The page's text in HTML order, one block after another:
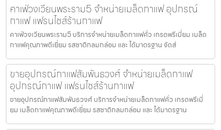
คาเฟ่วงเวียนพระราม5 จำหน่ายเมล็ดกาแฟ อุปกรณ์
กาแฟ แฟรนไชส์ร้านกาแฟ
คาเฟ่วงเวียนพระราม5 บริการจำหน่ายเมล็ดกาแฟคั่ว เกรดพรีเมี่ยม เมล็ด
กาแฟคุณภาพดีเยี่ยม รสชาติกลมกล่อม และ ได้มาตรฐาน จัดส่
ขายอุปกรณ์กาแฟสัมพันธวงศ์ จำหน่ายเมล็ดกาแฟ
อุปกรณ์กาแฟ แฟรนไชส์ร้านกาแฟ
ขายอุปกรณ์กาแฟสัมพันธวงศ์ บริการจำหน่ายเมล็ดกาแฟคั่ว เกรดพรีเมี่
ยม เมล็ดกาแฟคุณภาพดีเยี่ยม รสชาติกลมกล่อม และ ได้มาตรฐาน